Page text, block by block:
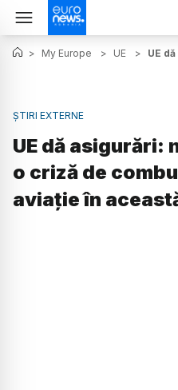
> My Europe > UE > UE
ȘTIRI EXTERNE
UE dă asigurări:
o criză de
aviație în